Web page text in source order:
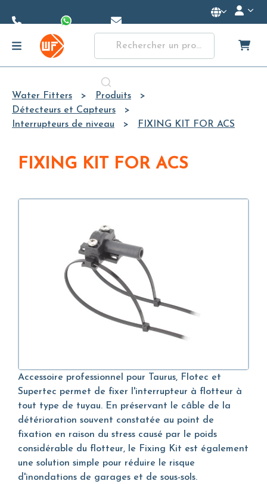
Content
Water Fitters
Produits
Détecteurs et Capteurs
Interrupteurs de niveau
FIXING KIT FOR ACS
FIXING KIT FOR ACS
Accessoire professionnel pour Taurus, Flotec et
Supertec permet de fixer l'interrupteur à flotteur à
tout type de tuyau. En préservant le câble de la
détérioration souvent constatée au point de
fixation en raison du stress causé par le poids
considérable du flotteur, le Fixing Kit est également
une solution simple pour réduire le risque
d'inondations de garages et de sous-sols.